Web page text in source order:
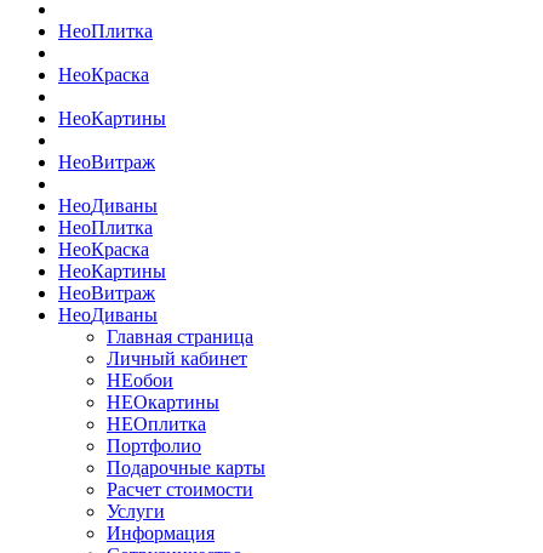
НеоПлитка
НеоКраска
НеоКартины
НеоВитраж
НеоДиваны
НеоПлитка
НеоКраска
НеоКартины
НеоВитраж
НеоДиваны
Главная страница
Личный кабинет
НЕобои
НЕОкартины
НЕОплитка
Портфолио
Подарочные карты
Расчет стоимости
Услуги
Информация